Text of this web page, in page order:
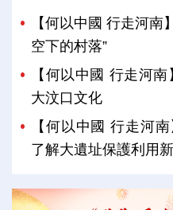
【何以中國 行走河南
空下的村落”
【何以中國 行走河
大汶口文化
【何以中國 行走河
了解大遺址保護利用